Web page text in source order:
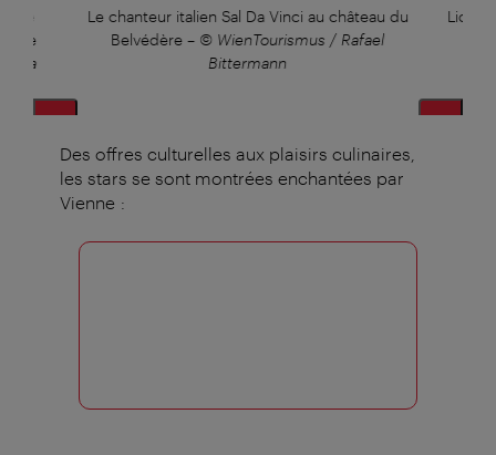
8e
Le chanteur italien Sal Da Vinci au château du
Belvédère – © WienTourismus / Rafael
Bittermann
Lion
Des offres culturelles aux plaisirs culinaires,
les stars se sont montrées enchantées par
Vienne :